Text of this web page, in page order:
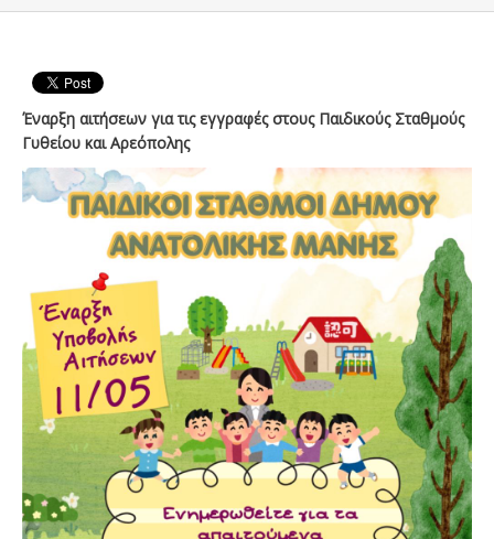
Έναρξη αιτήσεων για τις εγγραφές στους Παιδικούς Σταθμούς
Γυθείου και Αρεόπολης